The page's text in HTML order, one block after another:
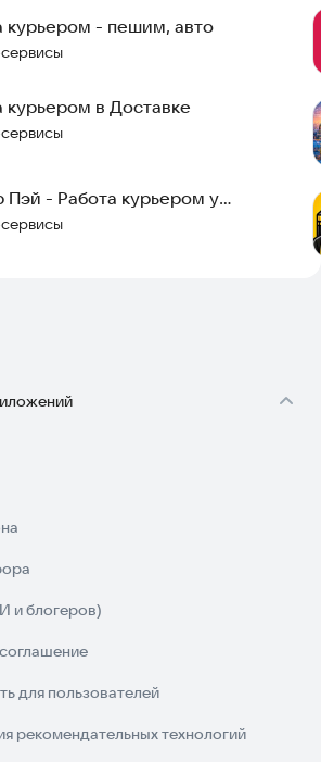
курьером - пешим, авто
курьером в Доставке
Пэй - Работа курьером у
Купер
и блогеров)
для пользователей
рекомендательных технологий